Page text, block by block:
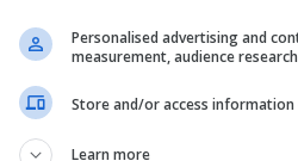
në kohën kur ka filluar
nga pronarë të hotelit
Personalised advertising and
measurement, audience
Store and/or access information
Learn more